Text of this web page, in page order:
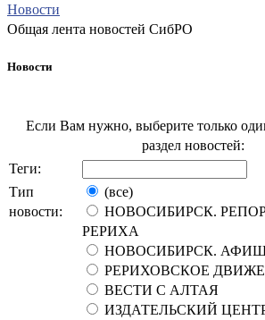
Новости
Общая лента новостей СибРО
Новости
Если Вам нужно, выберите только
раздел новостей:
Теги:
Тип
новости:
(все)
НОВОСИБИРСК.
РЕРИХА
НОВОСИБИРСК.
РЕРИХОВСКОЕ
ВЕСТИ С АЛТАЯ
ИЗДАТЕЛЬСКИЙ